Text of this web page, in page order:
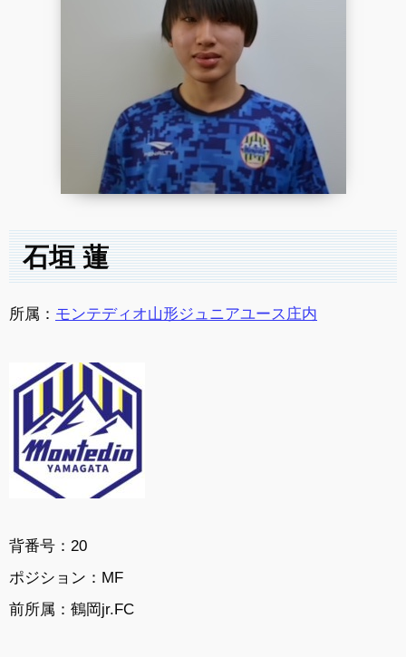
石垣 蓮
所属： モンテディオ山形ジュニアユース庄内
背番号： 20
ポジション： MF
前所属： 鶴岡jr.FC